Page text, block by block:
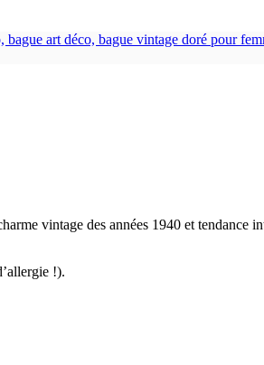
vintage des années 1940 et tendance
!).